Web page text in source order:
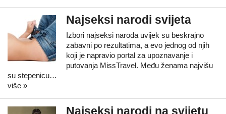
Najseksi narodi svijeta
Izbori najseksi naroda uvijek su beskrajno
zabavni po rezultatima, a evo jednog od njih
koji je napravio portal za upoznavanje i
putovanja MissTravel. Među ženama najvišu
su stepenicu…
više »
Najseksi narodi na svijetu